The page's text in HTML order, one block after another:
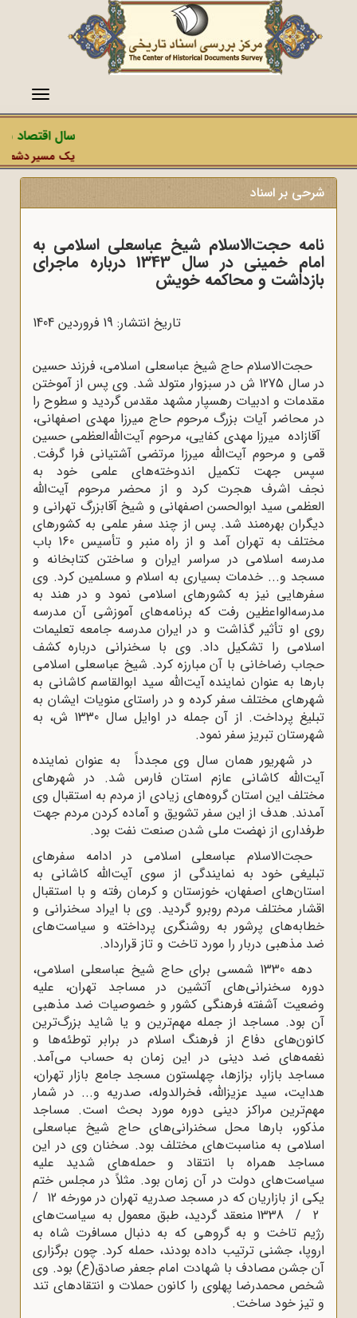
منو
سال اقتصاد
یک مسیر دشمن،
شرحی بر اسناد
نامه حجت‌الاسلام شیخ عباسعلی اسلامی به
امام خمینی در سال 1343 درباره ماجرای
بازداشت و محاکمه خویش
تاریخ انتشار: 19 فروردين 1404
حجت‌الاسلام حاج شیخ عباسعلی اسلامی، فرزند حسین
در سال 1275 ش در سبزوار متولد شد. وی پس از آموختن
مقدمات و ادبیات رهسپار مشهد مقدس گردید و سطوح را
در محاضر آیات بزرگ مرحوم حاج میرزا مهدی اصفهانی‌،
آقازاده میرزا مهدی کفایی‌، مرحوم آیت‌الله‌العظمی حسین
قمی و مرحوم آیت‌الله میرزا مرتضی آشتیانی فرا گرفت‌.
سپس جهت تکمیل اندوخته‌های علمی خود به
نجف اشرف هجرت کرد و از محضر مرحوم آیت‌الله
العظمی سید ابوالحسن اصفهانی و شیخ آقابزرگ تهرانی و
دیگران بهره‌مند شد. پس از چند سفر علمی به کشورهای
مختلف به تهران آمد و از راه منبر و تأسیس 160 باب
مدرسه اسلامی در سراسر ایران و ساختن کتابخانه و
مسجد و... خدمات بسیاری به اسلام و مسلمین کرد. وی
سفرهایی نیز به کشورهای اسلامی نمود و در هند به
مدرسه‌الواعظین رفت که برنامه‌های آموزشی آن مدرسه
روی او تأثیر گذاشت و در ایران مدرسه جامعه تعلیمات
اسلامی را تشکیل داد. وی با سخنرانی درباره کشف
حجاب رضاخانی با آن مبارزه کرد. شیخ عباسعلی اسلامی
بارها به عنوان نماینده آیت‌الله سید ابوالقاسم کاشانی به
شهرهای مختلف سفر کرده و در راستای منویات ایشان به
تبلیغ پرداخت. از آن جمله در اوایل سال 1330 ش، به
شهرستان تبریز سفر نمود.
در شهریور همان سال وی مجدداً به عنوان نماینده
آیت‌الله کاشانی عازم استان فارس شد. در شهرهای
مختلف این استان گروه‌های زیادی از مردم به استقبال وی
آمدند. هدف از این سفر تشویق و آماده کردن مردم جهت
طرفداری از نهضت ملی شدن صنعت نفت بود.
حجت‌الاسلام عباسعلی اسلامی در ادامه سفرهای
تبلیغی خود به نمایندگی از سوی آیت‌الله کاشانی به
استان‌های اصفهان، خوزستان و کرمان رفته و با استقبال
اقشار مختلف مردم روبرو گردید. وی با ایراد سخنرانی و
خطابه‌های پرشور به روشنگری پرداخته و سیاست‌های
ضد مذهبی دربار را مورد تاخت‌ و تاز قرارداد.
دهه 1330 شمسی برای حاج شیخ عباسعلی اسلامی،
دوره سخنرانی‌های آتشین در مساجد تهران، علیه
وضعیت آشفته فرهنگی کشور و خصوصیات ضد مذهبی
آن بود. مساجد از جمله مهم‌ترین و یا شاید بزرگ‌‌ترین
کانون‌های دفاع از فرهنگ اسلام در برابر توطئه‌ها و
نغمه‌های ضد دینی در این زمان به‌ حساب می‌آمد.
مساجد بازار، بزازها، چهلستون مسجد جامع بازار تهران،
هدایت، سید عزیزالله، فخرالدوله، صدریه و... در شمار
مهم‌ترین مراکز دینی دوره مورد بحث است. مساجد
مذکور، بارها محل سخنرانی‌های حاج شیخ عباسعلی
اسلامی به مناسبت‌های مختلف بود. سخنان وی در این
مساجد همراه با انتقاد و حمله‌های شدید علیه
سیاست‌های دولت در آن زمان بود. مثلاً در مجلس ختم
یکی از بازاریان که در مسجد صدریه تهران در مورخه 12 /
2 / 1338 منعقد گردید، طبق معمول به سیاست‌های
رژیم تاخت و به گروهی که به دنبال مسافرت شاه به
اروپا، جشنی ترتیب داده بودند، حمله کرد. چون برگزاری
آن جشن مصادف با شهادت امام جعفر صادق(ع) بود. وی
شخص محمدرضا پهلوی را کانون حملات و انتقادهای تند
و تیز خود ساخت.